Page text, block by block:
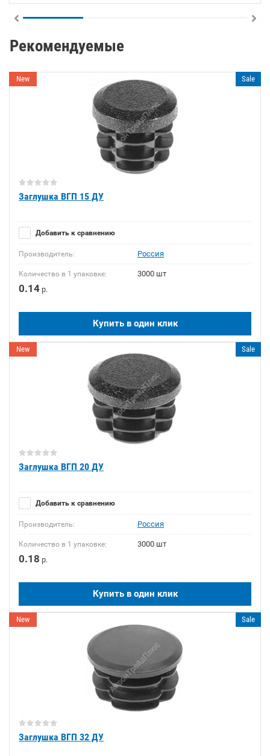
Рекомендуемые
New Sale
Заглушка ВГП 15 ДУ
Добавить к сравнению
Производитель: Россия
Количество в 1 упаковке: 3000 шт
0.14 р.
Купить в один клик
New Sale
Заглушка ВГП 20 ДУ
Добавить к сравнению
Производитель: Россия
Количество в 1 упаковке: 3000 шт
0.18 р.
Купить в один клик
New Sale
Заглушка ВГП 32 ДУ